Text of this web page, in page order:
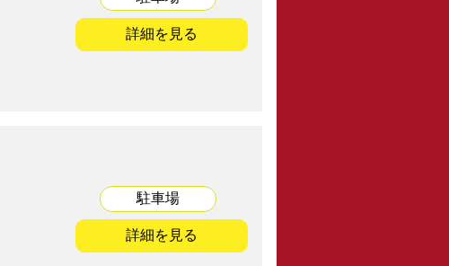
詳細を見る
駐車場
詳細を見る